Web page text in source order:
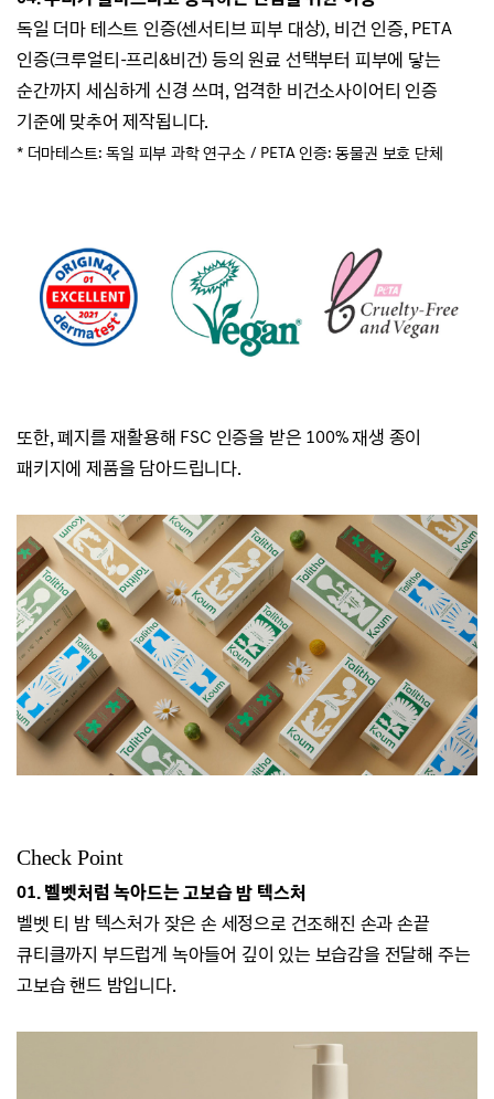
독일 더마 테스트 인증(센서티브 피부 대상), 비건 인증, PETA
인증(크루얼티-프리&비건) 등의원료 선택부터 피부에 닿는
순간까지 세심하게 신경 쓰며, 엄격한 비건소사이어티 인증
기준에 맞추어 제작됩니다.
* 더마테스트: 독일 피부 과학 연구소 / PETA 인증: 동물권 보호 단체
또한, 폐지를 재활용해 FSC 인증을 받은 100% 재생 종이
패키지에 제품을 담아드립니다.
Check Point
01. 벨벳처럼 녹아드는 고보습 밤 텍스처
벨벳 티 밤 텍스처가 잦은 손 세정으로 건조해진 손과 손끝
큐티클까지 부드럽게 녹아들어 깊이 있는 보습감을 전달해 주는
고보습 핸드 밤입니다.